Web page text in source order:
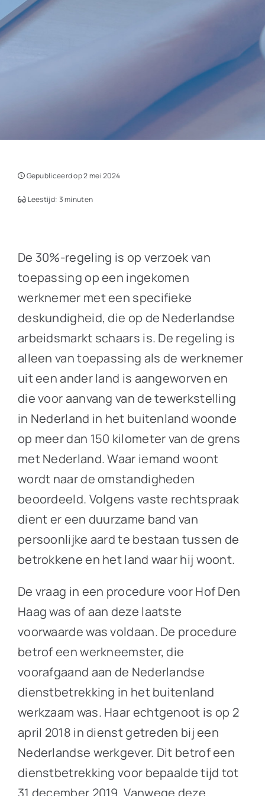
Gepubliceerd op 2 mei 2024
Leestijd: 3 minuten
De 30%-regeling is op verzoek van
toepassing op een ingekomen
werknemer met een specifieke
deskundigheid, die op de Nederlandse
arbeidsmarkt schaars is. De regeling is
alleen van toepassing als de werknemer
uit een ander land is aangeworven en
die voor aanvang van de tewerkstelling
in Nederland in het buitenland woonde
op meer dan 150 kilometer van de grens
met Nederland. Waar iemand woont
wordt naar de omstandigheden
beoordeeld. Volgens vaste rechtspraak
dient er een duurzame band van
persoonlijke aard te bestaan tussen de
betrokkene en het land waar hij woont.
De vraag in een procedure voor Hof Den
Haag was of aan deze laatste
voorwaarde was voldaan. De procedure
betrof een werkneemster, die
voorafgaand aan de Nederlandse
dienstbetrekking in het buitenland
werkzaam was. Haar echtgenoot is op 2
april 2018 in dienst getreden bij een
Nederlandse werkgever. Dit betrof een
dienstbetrekking voor bepaalde tijd tot
31 december 2019. Vanwege deze